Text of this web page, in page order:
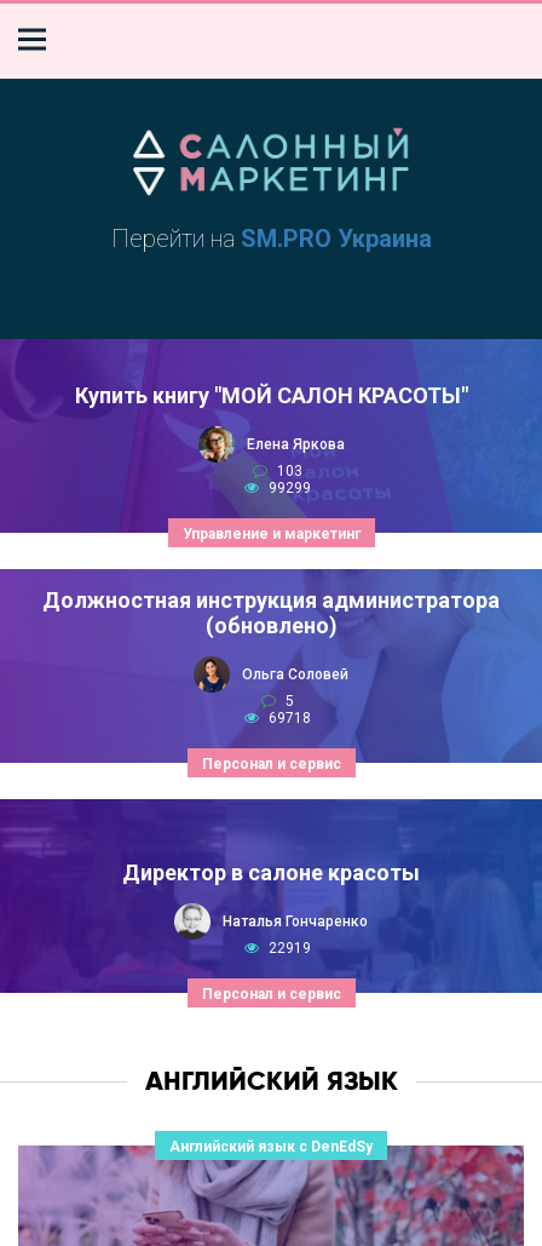
Перейти на SM.PRO Украина
Управление и маркетинг
Купить книгу "МОЙ САЛОН КРАСОТЫ"
Елена Яркова
103
99299
Персонал и сервис
Должностная инструкция администратора
(обновлено)
Ольга Соловей
5
69718
Персонал и сервис
Директор в салоне красоты
Наталья Гончаренко
22919
АНГЛИЙСКИЙ ЯЗЫК
Английский язык с DenEdSy